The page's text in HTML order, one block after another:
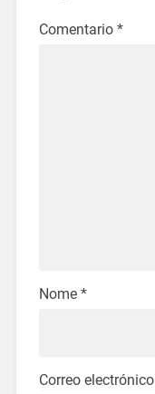
Comentario *
Nome *
Correo electrónico